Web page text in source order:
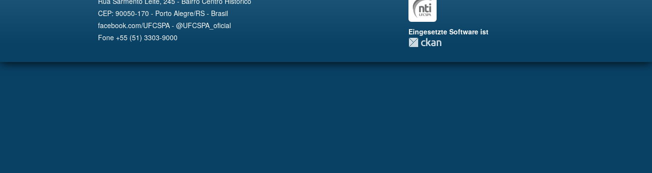
CEP: 90050-170 - Porto Alegre/RS - Brasil
facebook.com/UFCSPA - @UFCSPA_oficial
Fone +55 (51) 3303-9000
Eingesetzte Software ist